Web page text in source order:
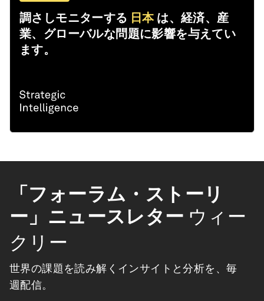
調さしモニターする 日本 は、経済、産
業、グローバルな問題に影響を与えてい
ます。
「フォーラム・ストーリ
ー」ニュースレター ウィー
クリー
世界の課題を読み解くインサイトと分析を、毎
週配信。